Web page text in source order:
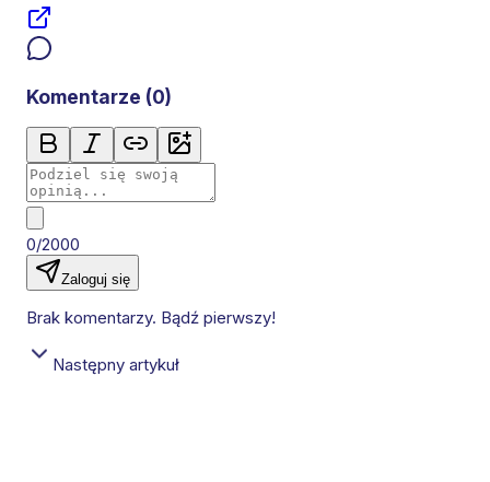
Komentarze (0)
0/2000
Zaloguj się
Brak komentarzy. Bądź pierwszy!
Następny artykuł